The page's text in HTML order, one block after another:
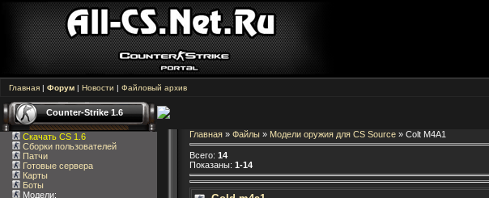
Главная | Форум | Новости | Файловый архив
Counter-Strike 1.6
Скачать CS 1.6
Сборки пользователей
Патчи
Готовые сервера
Карты
Боты
Модели:
Главная » Файлы » Модели оружия для CS Source » Colt M4A1
Всего: 14
Показаны: 1-14